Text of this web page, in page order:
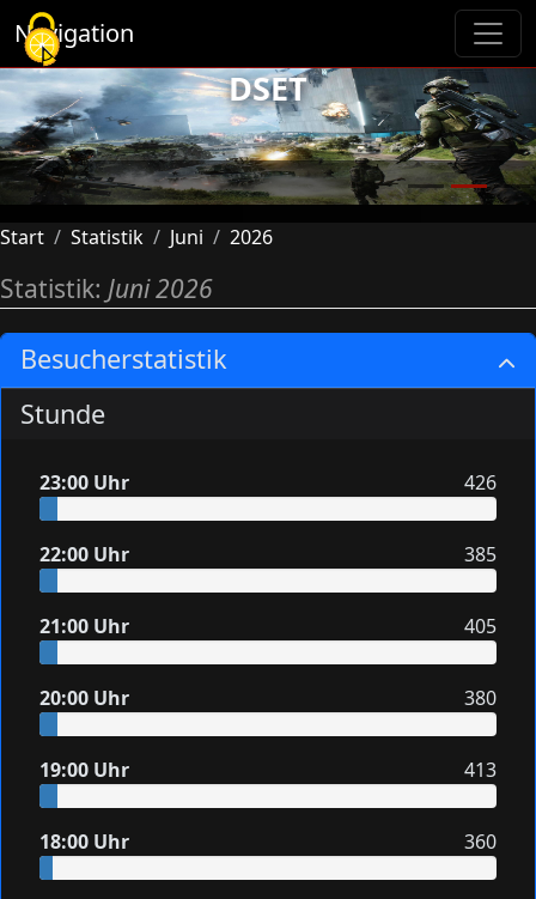
Navigation
Previous Next
DSET
Start Statistik Juni 2026
Statistik: Juni 2026
Besucherstatistik
Stunde
23:00 Uhr 426
22:00 Uhr 385
21:00 Uhr 405
20:00 Uhr 380
19:00 Uhr 413
18:00 Uhr 360
Cookie-Einstellungen